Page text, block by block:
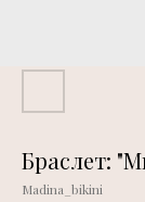
Браслет:
Madina_bikini